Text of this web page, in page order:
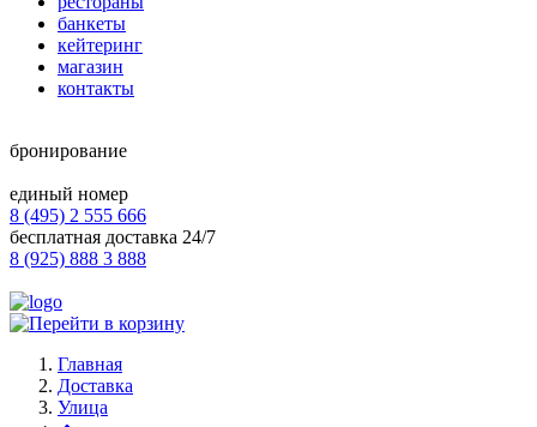
банкеты
кейтеринг
магазин
контакты
бронирование
единый номер
8 (495) 2 555 666
бесплатная доставка 24/7
8 (925) 888 3 888
Главная
Доставка
Улица